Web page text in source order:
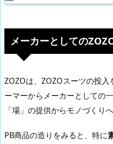
メーカーとしての
ZOZOは、ZOZOスーツの投
ーマーからメーカーとしての
「場」の提供からモノづくりへ
PB商品の造りをみると、特に